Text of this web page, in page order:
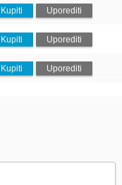
Kupiti Uporediti
Kupiti Uporediti
Kupiti Uporediti